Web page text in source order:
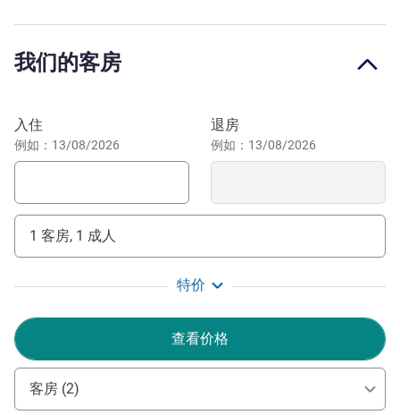
内斯购物中心隔街相对。
With Accor, you can discover lesser-known attractions in
我们的客房
预订此酒店
入住
例如：13/08/2026
退房
例如：13/08/2026
1 客房, 1 成人
特价
查看价格
客房 (2)